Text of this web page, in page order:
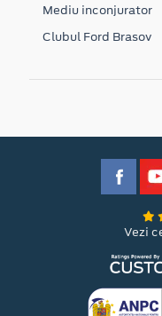
Mediu inconjurator
Clubul Ford Brasov
Vezi